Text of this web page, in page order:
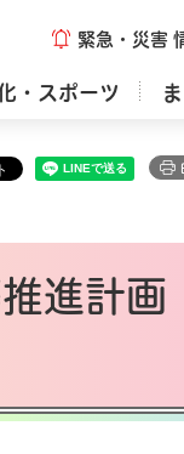
緊急・災害
・スポーツ
進計画